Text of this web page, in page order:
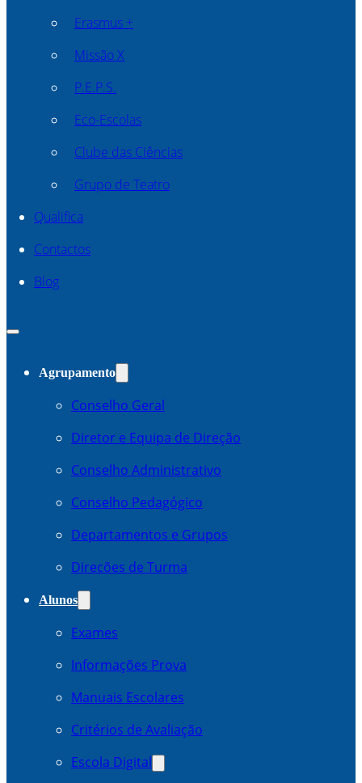
Erasmus +
Missão X
P.E.P.S.
Eco-Escolas
Clube das Ciências
Grupo de Teatro
Qualifica
Contactos
Blog
Agrupamento
Conselho Geral
Diretor e Equipa de Direção
Conselho Administrativo
Conselho Pedagógico
Departamentos e Grupos
Direcões de Turma
Alunos
Exames
Informações Prova
Manuais Escolares
Critérios de Avaliação
Escola Digital